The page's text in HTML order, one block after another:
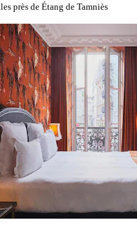
près de Étang de Tamniès